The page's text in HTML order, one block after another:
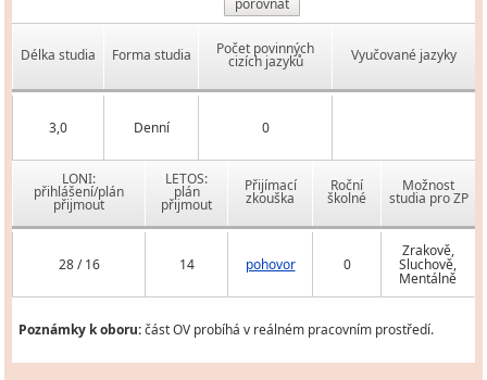
porovnat
Délka studia Forma studia Počet povinných
cizích jazyků Vyučované jazyky
3,0 Denní 0
LONI:
přihlášení/plán
přijmout
LETOS:
plán
přijmout
Přijímací
zkouška
Roční
školné
Možnost
studia pro ZP
28 / 16 14 pohovor 0
Zrakově,
Sluchově,
Mentálně
Poznámky k oboru:část OV probíhá v reálném pracovním prostředí.